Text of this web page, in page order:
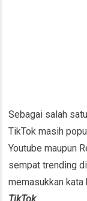
Sebagai salah
TikTok masih
Youtube maupun
sempat trending
memasukkan kata